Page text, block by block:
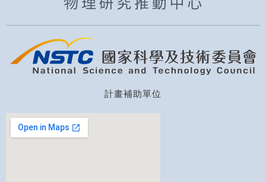
計畫補助單位